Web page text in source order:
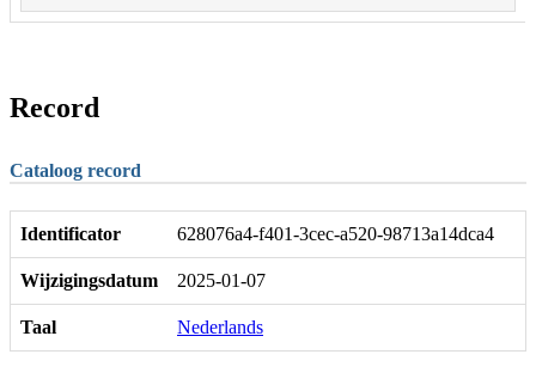
Record
Cataloog record
Identificator 628076a4-f401-3cec-a520-98713a14dca4
Wijzigingsdatum 2025-01-07
Taal Nederlands